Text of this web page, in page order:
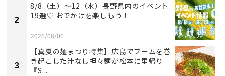
2
8/8（土）〜12（水）長野県内のイベント
19選♡ おでかけを楽しもう！
2026/08/06
3
【真夏の麺まつり特集】広島でブームを巻
き起こした汁なし担々麺が松本に里帰り
『S...